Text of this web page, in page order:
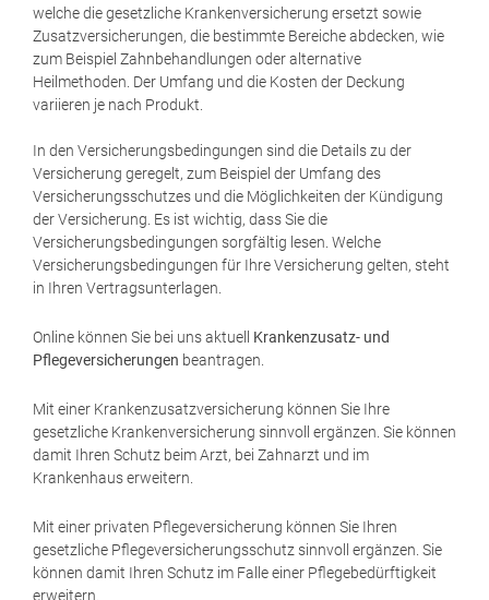
welche die gesetzliche Krankenversicherung ersetzt sowie
Zusatzversicherungen, die bestimmte Bereiche abdecken, wie
zum Beispiel Zahnbehandlungen oder alternative
Heilmethoden. Der Umfang und die Kosten der Deckung
variieren je nach Produkt.
In den Versicherungsbedingungen sind die Details zu der
Versicherung geregelt, zum Beispiel der Umfang des
Versicherungsschutzes und die Möglichkeiten der Kündigung
der Versicherung. Es ist wichtig, dass Sie die
Versicherungsbedingungen sorgfältig lesen. Welche
Versicherungsbedingungen für Ihre Versicherung gelten, steht
in Ihren Vertragsunterlagen.
Online können Sie bei uns aktuell Krankenzusatz- und
Pflegeversicherungen beantragen.
Mit einer Krankenzusatzversicherung können Sie Ihre
gesetzliche Krankenversicherung sinnvoll ergänzen. Sie können
damit Ihren Schutz beim Arzt, bei Zahnarzt und im
Krankenhaus erweitern.
Mit einer privaten Pflegeversicherung können Sie Ihren
gesetzliche Pflegeversicherungsschutz sinnvoll ergänzen. Sie
können damit Ihren Schutz im Falle einer Pflegebedürftigkeit
erweitern.